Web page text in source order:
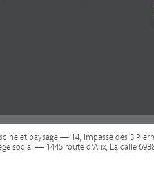
et paysage — 14, Impasse des 3
social — 1445 route d'Alix, La calle